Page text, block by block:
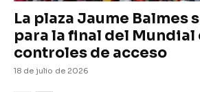
La plaza Jaume Balmes
para la final del Mundial
controles de acceso
18 de julio de 2026